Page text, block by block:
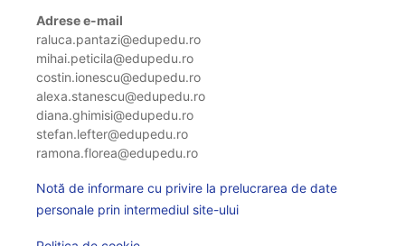
Adrese e-mail
raluca.pantazi@edupedu.ro
mihai.peticila@edupedu.ro
costin.ionescu@edupedu.ro
alexa.stanescu@edupedu.ro
diana.ghimisi@edupedu.ro
stefan.lefter@edupedu.ro
ramona.florea@edupedu.ro
Notă de informare cu privire la prelucrarea de date
personale prin intermediul site-ului